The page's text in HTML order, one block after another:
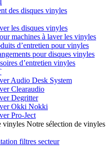
des disques vinyles
les disques vinyles
machines à laver les vinyles
d’entretien pour vinyles
pour disques vinyles
d’entretien vinyles
Audio Desk System
Clearaudio
Degritter
Okki Nokki
Pro-Ject
Notre sélection de vinyles
filtres secteur